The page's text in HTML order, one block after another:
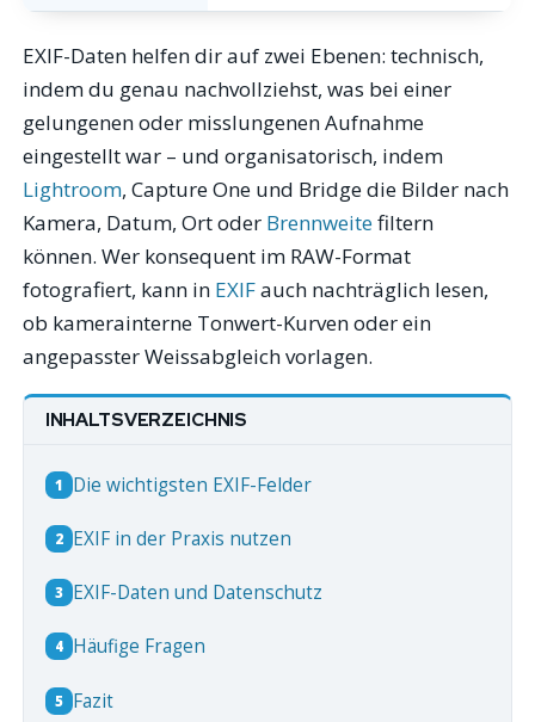
EXIF-Daten helfen dir auf zwei Ebenen: technisch,
indem du genau nachvollziehst, was bei einer
gelungenen oder misslungenen Aufnahme
eingestellt war – und organisatorisch, indem
Lightroom, Capture One und Bridge die Bilder nach
Kamera, Datum, Ort oder Brennweitefiltern
können. Wer konsequent im RAW-Format
fotografiert, kann in EXIFauch nachträglich lesen,
ob kamerainterne Tonwert-Kurven oder ein
angepasster Weissabgleich vorlagen.
INHALTSVERZEICHNIS
1 Die wichtigsten EXIF-Felder
2 EXIF in der Praxis nutzen
3 EXIF-Daten und Datenschutz
4 Häufige Fragen
5 Fazit